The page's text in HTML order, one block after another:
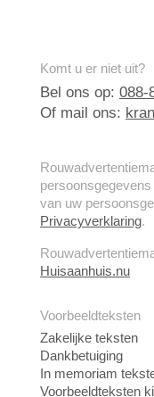
Komt u er niet uit?
Bel ons op: 088-
Of mail ons:
van uw
Privacyverklaring.
Huisaanhuis.nu
Voorbeeldteksten
Zakelijke teksten
Dankbetuiging
In memoriam
Voorbeeldteksten